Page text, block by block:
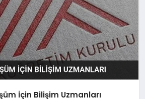
İçin Bilişim Uzmanları